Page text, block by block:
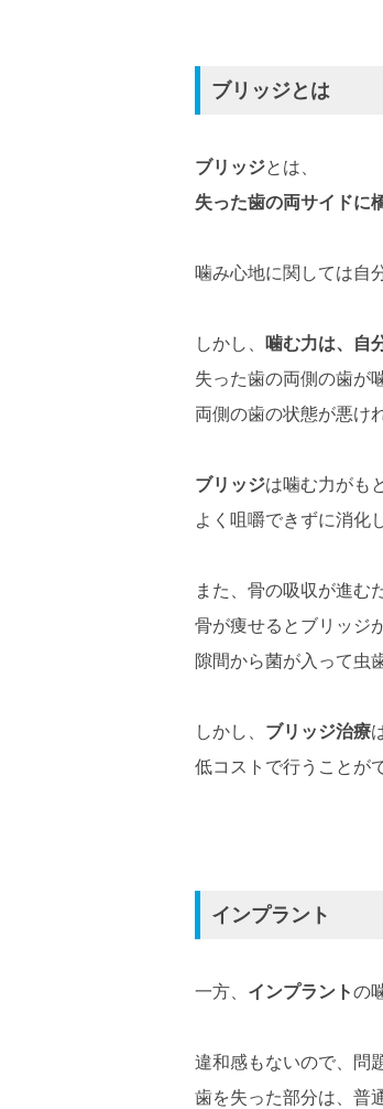
ブリッジとは
ブリッジとは、
失った歯の両サイドに
噛み心地に関しては自
しかし、 噛む力は、自
失った歯の両側の歯が
両側の歯の状態が悪け
ブリッジは噛む力がも
よく咀嚼できずに消化
また、骨の吸収が進む
骨が痩せるとブリッジ
隙間から菌が入って虫
しかし、 ブリッジ治療
低コストで行うことが
インプラント
一方、 インプラントの
違和感もないので、問
歯を失った部分は、普